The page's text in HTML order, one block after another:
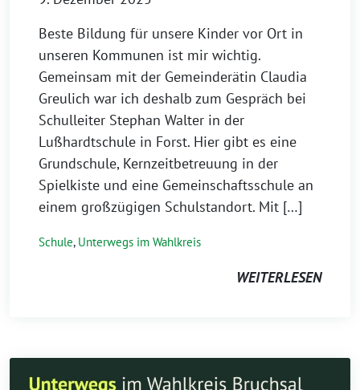
Beste Bildung für unsere Kinder vor Ort in
unseren Kommunen ist mir wichtig.
Gemeinsam mit der Gemeinderätin Claudia
Greulich war ich deshalb zum Gespräch bei
Schulleiter Stephan Walter in der
Lußhardtschule in Forst. Hier gibt es eine
Grundschule, Kernzeitbetreuung in der
Spielkiste und eine Gemeinschaftsschule an
einem großzügigen Schulstandort. Mit […]
Schule, Unterwegs im Wahlkreis
WEITERLESEN